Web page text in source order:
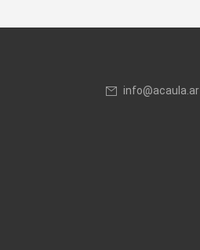
info@acaula.ar